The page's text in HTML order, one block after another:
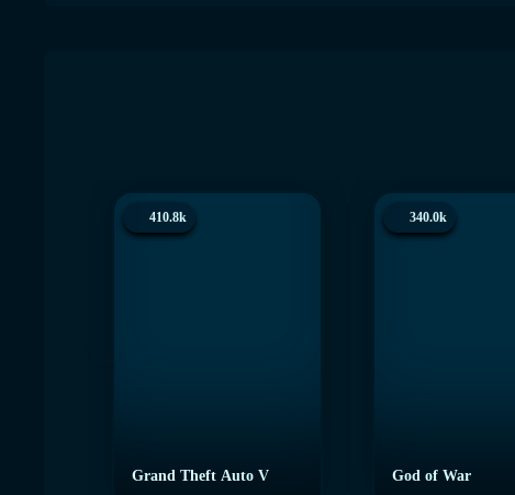
410.8k
Grand Theft Auto V
340.0k
God of War